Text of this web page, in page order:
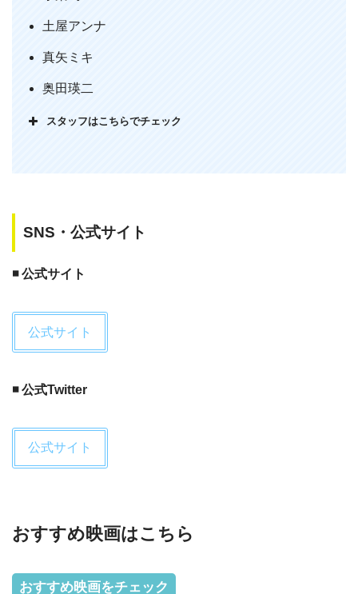
る藤原竜也を理解した上でこの役を演じたのでは
した😁ハリウッド的トンデモ展開も嫌いじゃなく
土屋アンナ
真矢ミキ
奥田瑛二
スタッフはこちらでチェック
SNS・公式サイト
◾️ 公式サイト
公式サイト
◾️ 公式Twitter
公式サイト
おすすめ映画はこちら
おすすめ映画をチェック